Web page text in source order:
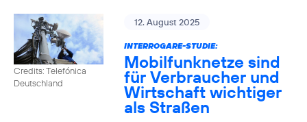
Credits: Telefónica
Deutschland
12. August 2025
INTERROGARE-STUDIE:
Mobilfunknetze sind
für Verbraucher und
Wirtschaft wichtiger
als Straßen